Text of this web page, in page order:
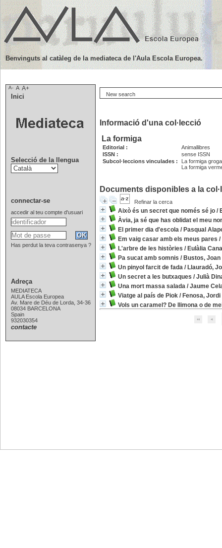
New search
Informació d'una col·lecció
La formiga
Editorial :
Animallibres
ISSN :
sense ISSN
Subcol·leccions vinculades :
La formiga groga
La formiga
Documents disponibles a la
Refinar la cerca
Això és un secret que només sé jo /
Àvia, ja sé que has oblidat el meu
El primer dia d'escola / Pasqual
Em vaig casar amb els meus pares /
L'arbre de les històries / Eulàlia
Pa sucat amb somnis / Bustos, Joan
Un pinyol farcit de fada / Llauradó,
Un secret a les butxaques /Julià
Una mort massa salada /Jaume
Viatge al país de Piok / Fenosa, Jordi
Vols un caramel? De llimona o de
Benvinguts al catàleg de la mediateca de l'Aula Escola Europea.
A- A A+
Inici
Selecció de la llengua
connectar-se
accedir al teu compte d'usuari
Has perdut la teva contrasenya ?
Adreça
MEDIATECA
AULA Escola Europea
Av. Mare de Déu de Lorda, 34-36
08034 BARCELONA
Spain
932030354
contacte